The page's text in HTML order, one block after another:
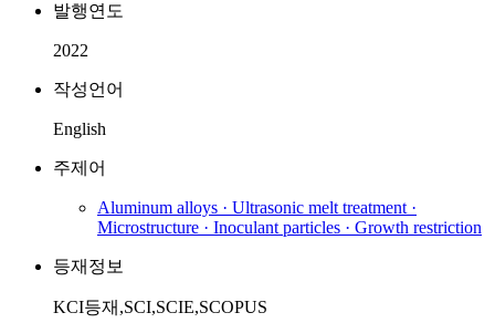
발행연도
2022
작성언어
English
주제어
Aluminum alloys · Ultrasonic melt treatment ·
Microstructure · Inoculant particles · Growth restriction
등재정보
KCI등재,SCI,SCIE,SCOPUS